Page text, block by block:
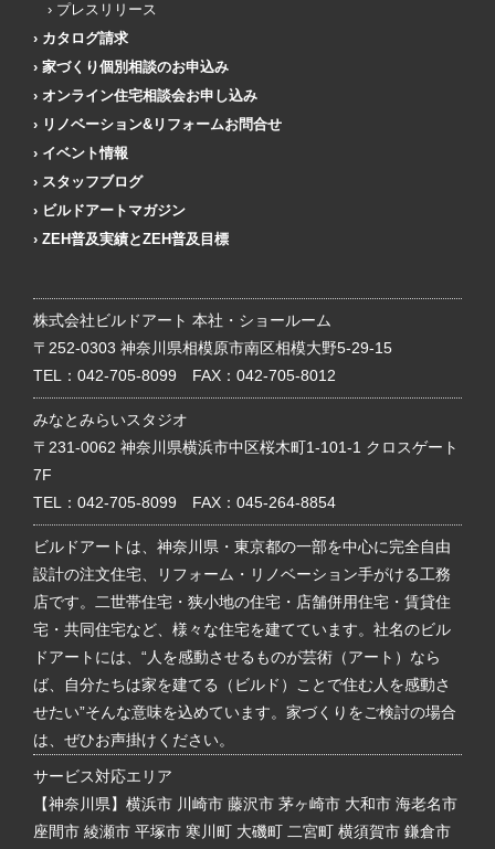
プレスリリース
カタログ請求
家づくり個別相談のお申込み
オンライン住宅相談会お申し込み
リノベーション&リフォームお問合せ
イベント情報
スタッフブログ
ビルドアートマガジン
ZEH普及実績とZEH普及目標
株式会社ビルドアート 本社・ショールーム
〒252-0303 神奈川県相模原市南区相模大野5-29-15
TEL： 042-705-8099 FAX：042-705-8012
みなとみらいスタジオ
〒231-0062 神奈川県横浜市中区桜木町1-101-1 クロスゲート
7F
TEL： 042-705-8099 FAX：045-264-8854
ビルドアートは、神奈川県・東京都の一部を中心に完全自由
設計の注文住宅、リフォーム・リノベーション手がける工務
店です。二世帯住宅・狭小地の住宅・店舗併用住宅・賃貸住
宅・共同住宅など、様々な住宅を建てています。社名のビル
ドアートには、“人を感動させるものが芸術（アート）なら
ば、自分たちは家を建てる（ビルド）ことで住む人を感動さ
せたい”そんな意味を込めています。家づくりをご検討の場合
は、ぜひお声掛けください。
サービス対応エリア
【神奈川県】横浜市 川崎市 藤沢市 茅ヶ崎市 大和市 海老名市
座間市 綾瀬市 平塚市 寒川町 大磯町 二宮町 横須賀市 鎌倉市